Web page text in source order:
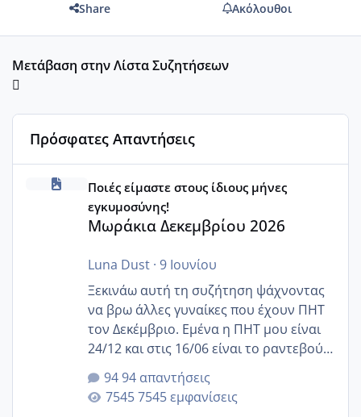
Share Ακόλουθοι
Μετάβαση στην Λίστα Συζητήσεων
Πρόσφατες Απαντήσεις
Μωράκια Δεκεμβρίου 2026
Ποιές είμαστε στους ίδιους μήνες
εγκυμοσύνης!
Μωράκια Δεκεμβρίου 2026
Luna Dust· 9 Ιουνίου
Ξεκινάω αυτή τη συζήτηση ψάχνοντας
να βρω άλλες γυναίκες που έχουν ΠΗΤ
τον Δεκέμβριο. Εμένα η ΠΗΤ μου είναι
24/12 και στις 16/06 είναι το ραντεβού
της αυχενικής διαφάνειας. Έχω αρκετό
άγχος και οι μέρες δεν φαίνεται να
περνάνε με τίποτα.
94 απαντήσεις
7545 εμφανίσεις